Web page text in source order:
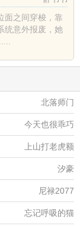
面之间穿梭，靠
统意外报废，她
北落师门
今天也很乖巧
上山打老虎额
汐豪
尼禄2077
忘记呼吸的猫